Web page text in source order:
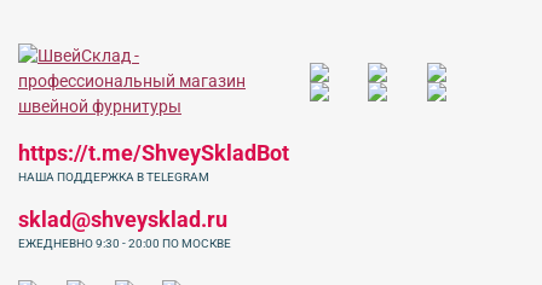
https://t.me/ShveySkladBot
НАША ПОДДЕРЖКА В TELEGRAM
sklad@shveysklad.ru
ЕЖЕДНЕВНО 9:30 - 20:00 ПО МОСКВЕ